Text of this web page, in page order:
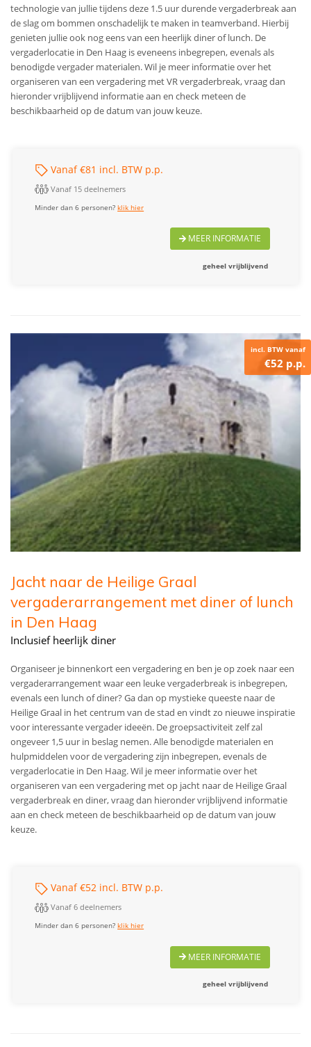
technologie van jullie tijdens deze 1.5 uur durende vergaderbreak aan
de slag om bommen onschadelijk te maken in teamverband. Hierbij
genieten jullie ook nog eens van een heerlijk diner of lunch. De
vergaderlocatie in Den Haag is eveneens inbegrepen, evenals als
benodigde vergader materialen. Wil je meer informatie over het
organiseren van een vergadering met VR vergaderbreak, vraag dan
hieronder vrijblijvend informatie aan en check meteen de
beschikbaarheid op de datum van jouw keuze.
Vanaf €81 incl. BTW p.p.
Vanaf 15 deelnemers
Minder dan 6 personen?klik hier
MEER INFORMATIE
geheel vrijblijvend
incl. BTW vanaf
€52 p.p.
Jacht naar de Heilige Graal
vergaderarrangement met diner of lunch
in Den Haag
Inclusief heerlijk diner
Organiseer je binnenkort een vergadering en ben je op zoek naar een
vergaderarrangement waar een leuke vergaderbreak is inbegrepen,
evenals een lunch of diner? Ga dan op mystieke queeste naar de
Heilige Graal in het centrum van de stad en vindt zo nieuwe inspiratie
voor interessante vergader ideeën. De groepsactiviteit zelf zal
ongeveer 1,5 uur in beslag nemen. Alle benodigde materialen en
hulpmiddelen voor de vergadering zijn inbegrepen, evenals de
vergaderlocatie in Den Haag. Wil je meer informatie over het
organiseren van een vergadering met op jacht naar de Heilige Graal
vergaderbreak en diner, vraag dan hieronder vrijblijvend informatie
aan en check meteen de beschikbaarheid op de datum van jouw
keuze.
Vanaf €52 incl. BTW p.p.
Vanaf 6 deelnemers
Minder dan 6 personen?klik hier
MEER INFORMATIE
geheel vrijblijvend